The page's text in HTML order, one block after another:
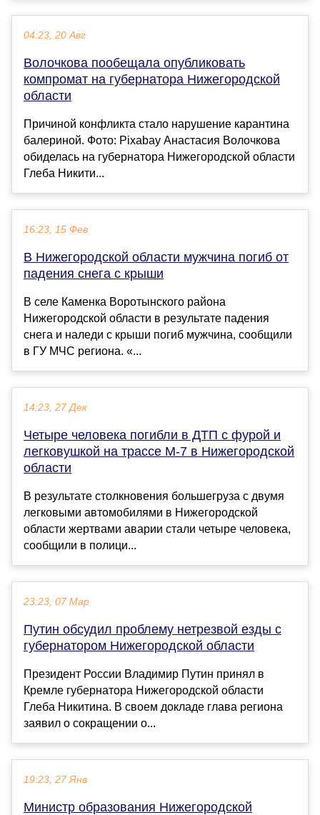
04:23, 20 Авг
Волочкова пообещала опубликовать
компромат на губернатора Нижегородской
области
Причиной конфликта стало нарушение карантина
балериной. Фото: Pixabay Анастасия Волочкова
обиделась на губернатора Нижегородской области
Глеба Никити...
16:23, 15 Фев
В Нижегородской области мужчина погиб от
падения снега с крыши
В селе Каменка Воротынского района
Нижегородской области в результате падения
снега и наледи с крыши погиб мужчина, сообщили
в ГУ МЧС региона. «...
14:23, 27 Дек
Четыре человека погибли в ДТП с фурой и
легковушкой на трассе М-7 в Нижегородской
области
В результате столкновения большегруза с двумя
легковыми автомобилями в Нижегородской
области жертвами аварии стали четыре человека,
сообщили в полици...
23:23, 07 Мар
Путин обсудил проблему нетрезвой езды с
губернатором Нижегородской области
Президент России Владимир Путин принял в
Кремле губернатора Нижегородской области
Глеба Никитина. В своем докладе глава региона
заявил о сокращении о...
19:23, 27 Янв
Министр образования Нижегородской